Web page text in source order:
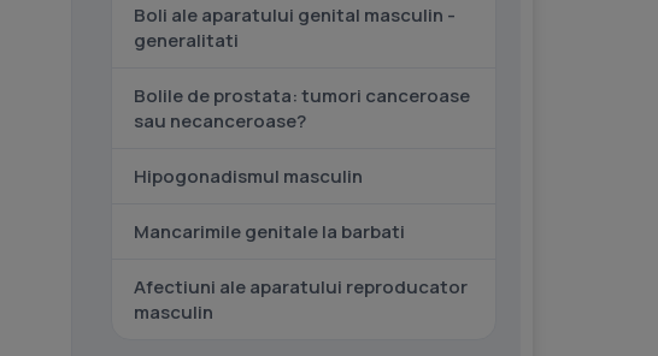
Boli ale aparatului genital masculin -
generalitati
Bolile de prostata: tumori canceroase
sau necanceroase?
Hipogonadismul masculin
Mancarimile genitale la barbati
Afectiuni ale aparatului reproducator
masculin